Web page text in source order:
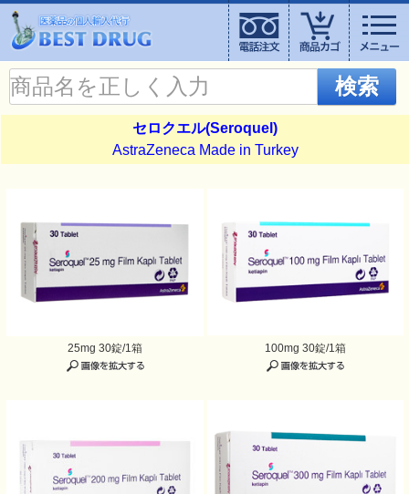
検索
セロクエル(Seroquel)
AstraZeneca Made in Turkey
25mg 30錠/1箱 100mg 30錠/1箱